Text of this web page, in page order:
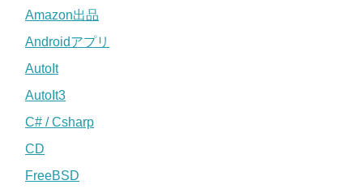
Amazon出品
Androidアプリ
AutoIt
AutoIt3
C# / Csharp
CD
FreeBSD